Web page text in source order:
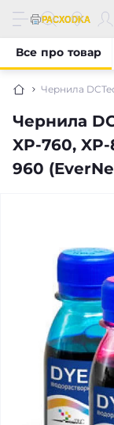
Чернила
Чернила
XP-760,
960
Все про товар